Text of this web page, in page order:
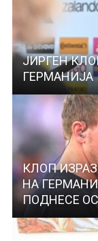
ЈИРГЕН
ГЕРМАНИЈА
КЛОП
НА
ПОДНЕСЕ